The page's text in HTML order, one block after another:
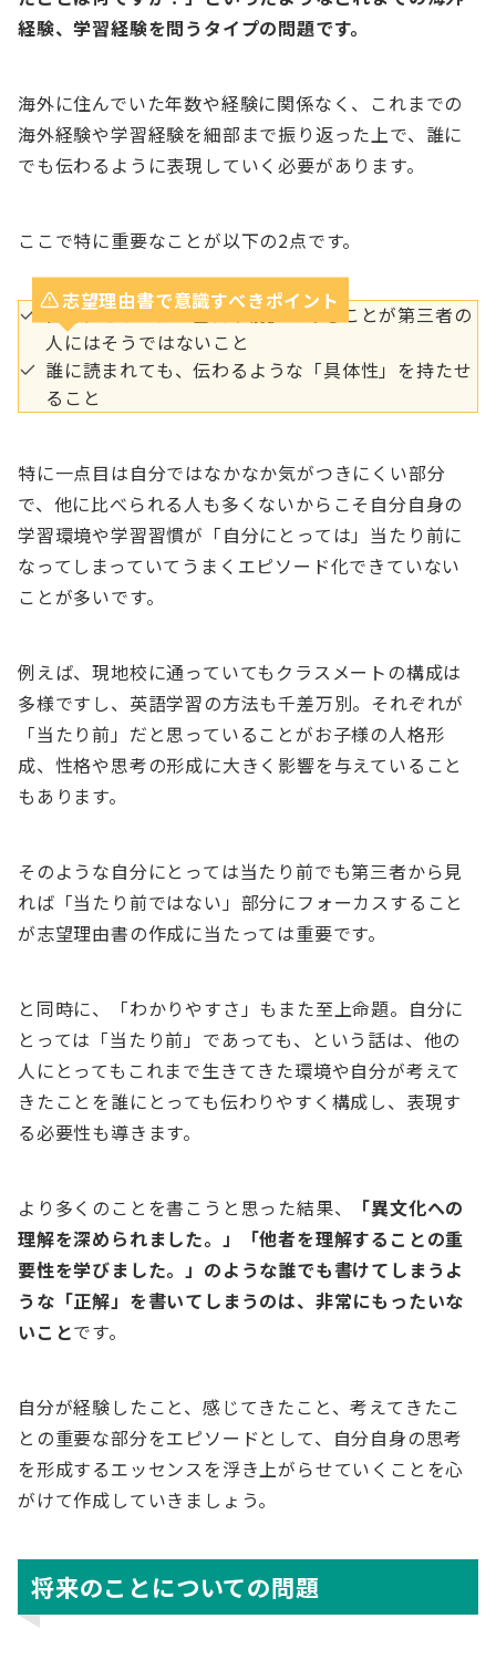
経験、学習経験を問うタイプの問題です。
海外に住んでいた年数や経験に関係なく、これまでの
海外経験や学習経験を細部まで振り返った上で、誰に
でも伝わるように表現していく必要があります。
ここで特に重要なことが以下の2点です。
志望理由書で意識すべきポイント
自分にとっては「当たり前」であることが第三者の
人にはそうではないこと
誰に読まれても、伝わるような「具体性」を持たせ
ること
特に一点目は自分ではなかなか気がつきにくい部分
で、他に比べられる人も多くないからこそ自分自身の
学習環境や学習習慣が「自分にとっては」当たり前に
なってしまっていてうまくエピソード化できていない
ことが多いです。
例えば、現地校に通っていてもクラスメートの構成は
多様ですし、英語学習の方法も千差万別。それぞれが
「当たり前」だと思っていることがお子様の人格形
成、性格や思考の形成に大きく影響を与えていること
もあります。
そのような自分にとっては当たり前でも第三者から見
れば「当たり前ではない」部分にフォーカスすること
が志望理由書の作成に当たっては重要です。
と同時に、「わかりやすさ」もまた至上命題。自分に
とっては「当たり前」であっても、という話は、他の
人にとってもこれまで生きてきた環境や自分が考えて
きたことを誰にとっても伝わりやすく構成し、表現す
る必要性も導きます。
より多くのことを書こうと思った結果、
「異文化への
理解を深められました。」「他者を理解することの重
要性を学びました。」のような誰でも書けてしまうよ
うな「正解」を書いてしまうのは、非常にもったいな
いことです。
自分が経験したこと、感じてきたこと、考えてきたこ
との重要な部分をエピソードとして、自分自身の思考
を形成するエッセンスを浮き上がらせていくことを心
がけて作成していきましょう。
将来のことについての問題